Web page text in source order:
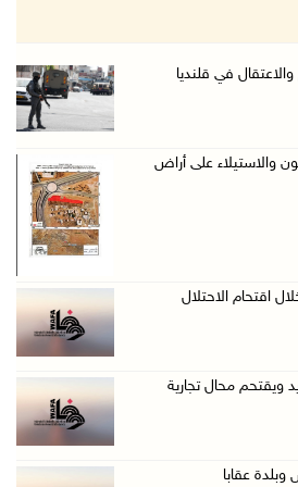
ويقتحم محال تج ...
وبلدة عقابا
حملة لترخيص الجرارات ...
في خربة الطوبا
تعزيز الشراكة في ...
في قلنديا
والاستيلاء على أراض
اقتحام الاحتلال
ويقتحم محال تجارية
عقابا